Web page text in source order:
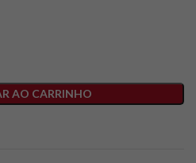
AO CARRINHO